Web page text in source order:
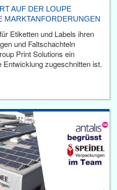
AUF DER LOUPE
MARKTANFORDERUNGEN
Etiketten und Labels ihren
und Faltschachteln
Print Solutions ein
Entwicklung zugeschnitten ist.